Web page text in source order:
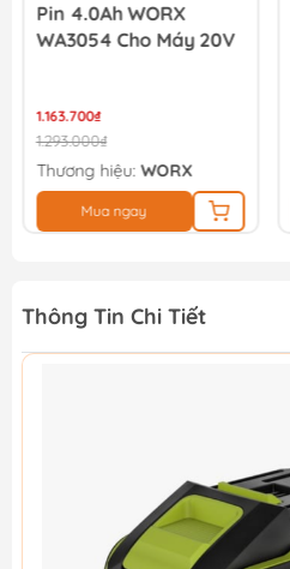
Pin 4.0Ah WORX
WA3054 Cho Máy 20V
1.163.700₫
1.293.000₫
Thương hiệu: WORX
Mua ngay
Thông Tin Chi Tiết